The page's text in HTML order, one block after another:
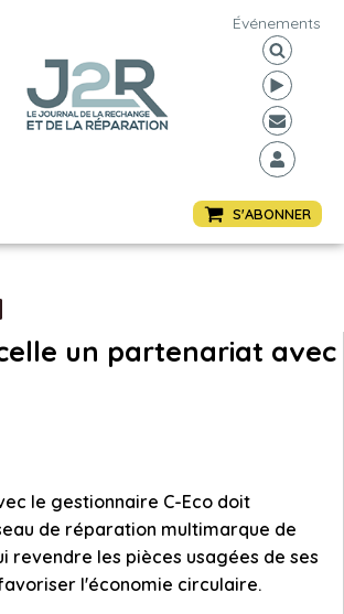
Événements
S'ABONNER
un partenariat avec
le gestionnaire C-Eco doit
de réparation multimarque de
revendre les pièces usagées de ses
l'économie circulaire.